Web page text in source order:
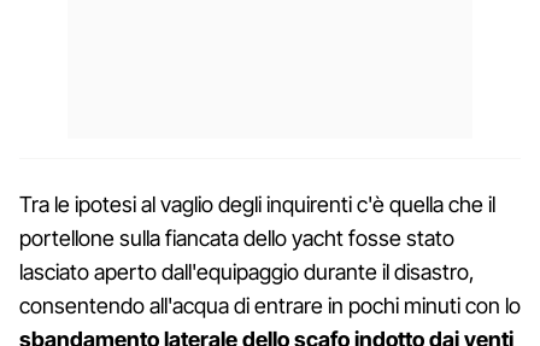
Tra le ipotesi al vaglio degli inquirenti c'è quella che il
portellone sulla fiancata dello yacht fosse stato
lasciato aperto dall'equipaggio durante il disastro,
consentendo all'acqua di entrare in pochi minuti con lo
sbandamento laterale dello scafo indotto dai venti